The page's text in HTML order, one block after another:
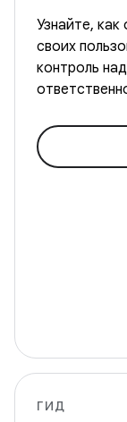
Узнайте, как
своих
контроль
ГИД